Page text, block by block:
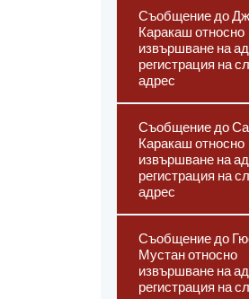
Съобщение до
Каракаш относно
извършване на
регистрация на
адрес
Съобщение до
Каракаш относно
извършване на
регистрация на
адрес
Съобщение до
Мустан относно
извършване на
регистрация на